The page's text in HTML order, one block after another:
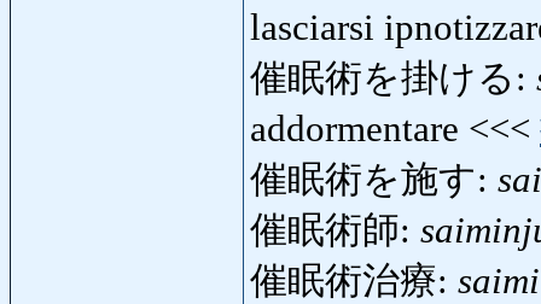
lasciarsi
催眠術を掛ける:
addormentare <<<
催眠術を施す:
催眠術師:
催眠術治療: